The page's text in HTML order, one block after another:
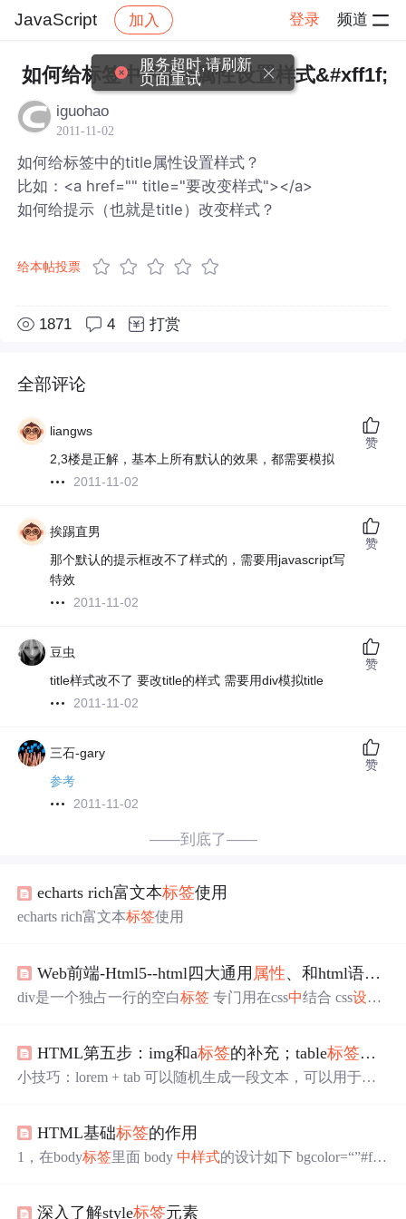
JavaScript 加入 登录 频道
社区 JavaScript 帖子详情
如何给标签中的title属性设置样式&#xff1f;
iguohao
2011-11-02
如何给标签中的title属性设置样式？
比如：<a href="" title="要改变样式"></a>
如何给提示（也就是title）改变样式？
给本帖投票
1871 4 打赏
全部评论
liangws
2,3楼是正解，基本上所有默认的效果，都需要模拟
2011-11-02
赞
挨踢直男
那个默认的提示框改不了样式的，需要用javascript写
特效
2011-11-02
赞
豆虫
title样式改不了 要改title的样式 需要用div模拟title
2011-11-02
赞
三石-gary
参考
2011-11-02
赞
——到底了——
echarts rich富文本标签使用
echarts rich富文本标签使用
Web前端-Html5--html四大通用 属性、和html语义化
div是一个独占一行的空白标签 专门用在css中结合 css设置
结合使用的时候最多 那么是不是以后用css只能用这两个 标
签? 绝对不是...
HTML第五步：img和a标签的补充；table标签；列
小技巧：lorem + tab 可以随机生成一段文本，可以用于测
络，并非本人所有，如有侵权，请联系。） 当然了，我们
还可以添加title属性 ： 意思是这样的： 鼠标放上去的时
这里我设置的是30像素的宽度，20像素的高度。 我们也可
HTML基础标签的作用
1，在body标签 里面 body 中样式的设计如下 bgcolor=“”#ffff
激活时候显示的颜色 vlink 表示链接访问完毕时候的颜色 b
深入了解style标签元素
服务超时,请刷新
页面重试